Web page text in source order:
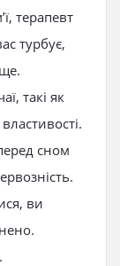
терапевт
турбує,
такі як
сном
ви